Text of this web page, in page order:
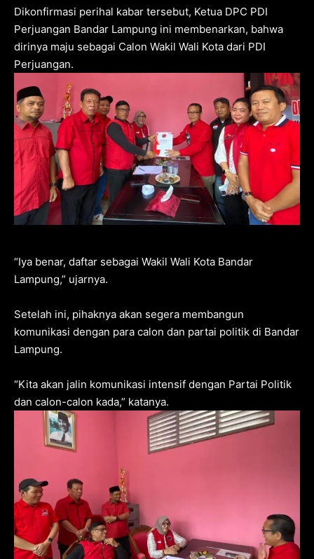
Dikonfirmasi perihal kabar tersebut, Ketua DPC PDI
Perjuangan Bandar Lampung ini membenarkan, bahwa
dirinya maju sebagai Calon Wakil Wali Kota dari PDI
Perjuangan.
“Iya benar, daftar sebagai Wakil Wali Kota Bandar
Lampung,” ujarnya.
Setelah ini, pihaknya akan segera membangun
komunikasi dengan para calon dan partai politik di Bandar
Lampung.
“Kita akan jalin komunikasi intensif dengan Partai Politik
dan calon-calon kada,” katanya.